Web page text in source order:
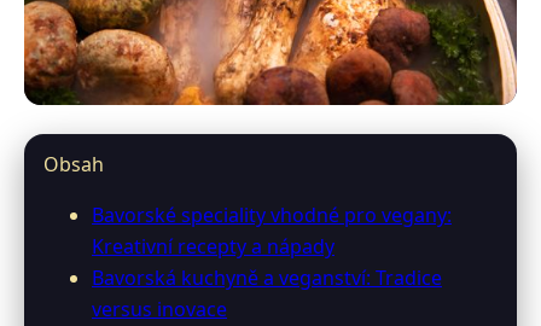
Tradiční Chutě v Novém Kabátě!
· 9 min čtení · Autor: Jana Falknerová
Obsah
Bavorské speciality vhodné pro vegany:
Kreativní recepty a nápady
Bavorská kuchyně a veganství: Tradice
versus inovace